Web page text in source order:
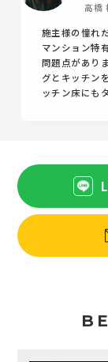
高橋
施主様の憧れ
マンション特
問題点があり
グとキッチン
ッチン床にも